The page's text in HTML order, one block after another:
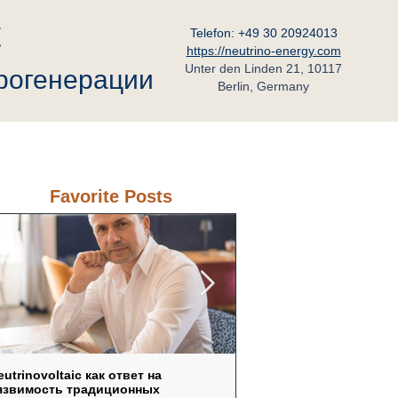
Telefon: +49 30 20924013
https://neutrino-energy.com
Unter den Linden 21, 10117
Berlin, Germany
Favorite Posts
как ответ на
традиционных